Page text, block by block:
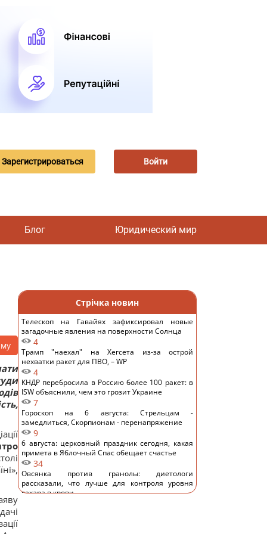
Зарегистрироваться Войти
Блог Юридический мир
Стрічка новин
Телескоп на Гавайях зафиксировал новые
загадочные явления на поверхности Солнца
4
Трамп "наехал" на Хегсета из-за острой
нехватки ракет для ПВО, – WP
4
КНДР перебросила в Россию более 100 ракет: в
ISW объяснили, чем это грозит Украине
7
Гороскоп на 6 августа: Стрельцам -
замедлиться, Скорпионам - перенапряжение
9
6 августа: церковный праздник сегодня, какая
примета в Яблочный Спас обещает счастье
34
Овсянка против гранолы: диетологи
рассказали, что лучше для контроля уровня
сахара в крови